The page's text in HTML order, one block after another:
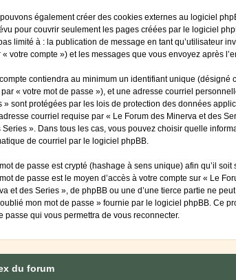
également créer des cookies externes au logiciel
pour couvrir seulement les pages créées par le logiciel
limité à : la publication de message en tant qu’utilisateur
« votre compte ») et les messages que vous envoyez après
contiendra au minimum un identifiant unique
« votre mot de passe »), et une adresse courriel
» sont protégées par les lois de protection des données
courriel requise par « Le Forum des Minerva et des
Series ». Dans tous les cas, vous pouvez choisir quelle
de courriel par le logiciel phpBB.
de passe est crypté (hashage à sens unique) afin qu’il
de passe est le moyen d’accès à votre compte sur « Le
et des Series », de phpBB ou une d’une tierce partie ne
oublié mon mot de passe » fournie par le logiciel phpBB. Ce
passe qui vous permettra de vous reconnecter.
du forum